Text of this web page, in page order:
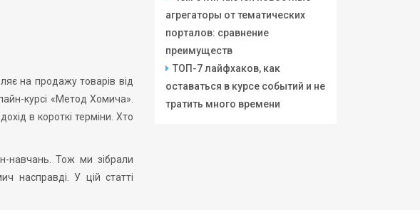
на продажу товарів від
курсі «Метод Хомича».
в короткі терміни. Хто
навчань. Тож ми зібрали
насправді. У цій статті
агрегаторы от тематических
порталов: сравнение
преимуществ
ТОП-7 лайфхаков, как
оставаться в курсе событий и не
тратить много времени